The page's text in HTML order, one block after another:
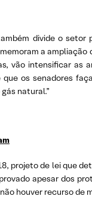
divide o setor
a ampliação
vão intensificar as
os senadores
natural.”
projeto de lei que
apesar dos
houver recurso de